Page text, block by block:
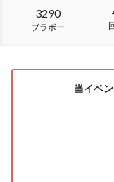
3290
ブラボー
当イベ